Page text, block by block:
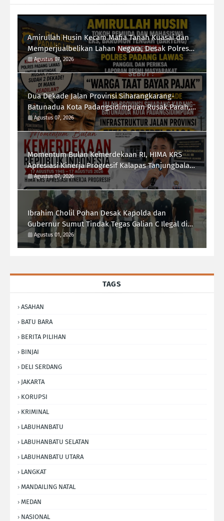
Amirullah Husin Kecam Mafia Tanah Kuasai dan
Memperjualbelikan Lahan Negara, Desak Polres
Padang Lawas Tindak Tegas Mafia Tanah
Agustus 07, 2026
Dua Dekade Jalan Provinsi Siharangkarang-
Batunadua Kota Padangsidimpuan Rusak Parah,
Rahmad Taufik Dalimunthe Desak Gubernur
Sumut "Turun Tangan"
Agustus 07, 2026
Momentum Bulan Kemerdekaan RI, HIMA KRS
Apresiasi Kinerja Progresif Kalapas Tanjungbalai,
Refin Tua Simanullang
Agustus 07, 2026
Ibrahim Cholil Pohan Desak Kapolda dan
Gubernur Sumut Tindak Tegas Galian C Ilegal di
Sipiongot Julu Kec. Dolok Kab. Paluta
Agustus 01, 2026
TAGS
ASAHAN
BATU BARA
BERITA PILIHAN
BINJAI
DELI SERDANG
JAKARTA
KORUPSI
KRIMINAL
LABUHANBATU
LABUHANBATU SELATAN
LABUHANBATU UTARA
LANGKAT
MANDAILING NATAL
MEDAN
NASIONAL